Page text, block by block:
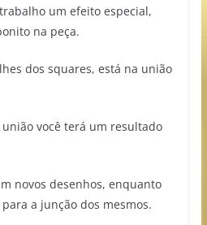
um efeito especial,
na peça.
dos squares, está na união
você terá um resultado
novos desenhos, enquanto
a junção dos mesmos.